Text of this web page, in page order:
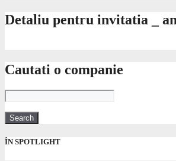
Detaliu pentru invitatia _
Cautati o companie
ÎN SPOTLIGHT